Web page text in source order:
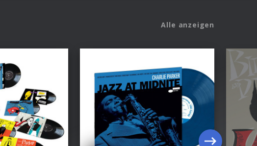
Alle anzeigen